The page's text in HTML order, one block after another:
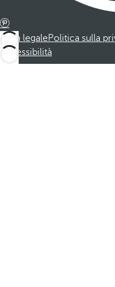
Nota legalePolitica sulla
Accessibilità